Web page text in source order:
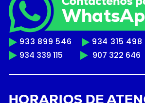
933 899 546
934 315 498
934 339 115
907 322 646